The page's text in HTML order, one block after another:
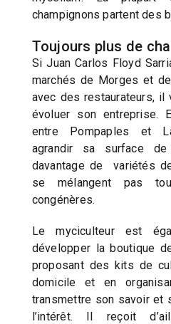
champignons partent des
Toujours plus de
Si Juan Carlos Floyd
marchés de Morges et
avec des restaurateurs, il
évoluer son entreprise.
entre Pompaples et
agrandir sa surface
davantage de variétés
se mélangent pas
congénères.
Le myciculteur est
développer la boutique
proposant des kits de
domicile et en
transmettre son savoir et
l’intérêt. Il reçoit